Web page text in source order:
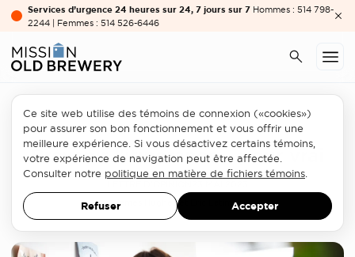
Services d’urgence 24 heures sur 24, 7 jours sur 7 Hommes : 514 798-
2244 | Femmes : 514 526-6446
Prévention
Prévenir l'itinérance... pour vrai
James Hughes et Eric Latimer
Ce site web utilise des témoins de connexion («cookies»)
pour assurer son bon fonctionnement et vous offrir une
meilleure expérience. Si vous désactivez certains témoins,
votre expérience de navigation peut être affectée.
Consulter notre politique en matière de fichiers témoins
Refuser Accepter